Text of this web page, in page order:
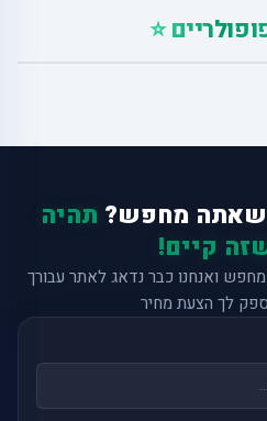
⭐
מחפש? תהיה
קיים!
ואנחנו כבר נדאג לאתר עבורך
לך הצעת מחיר